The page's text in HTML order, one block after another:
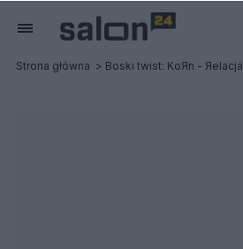
Strona główna Boski twist: KoЯn - Яelacja